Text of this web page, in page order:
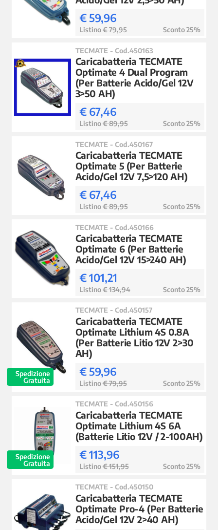
€ 59,96
Listino€ 79,95 Sconto 25%
TECMATE - Cod.450163
Caricabatteria TECMATE
Optimate 4 Dual Program
(Per Batterie Acido/Gel 12V
3>50 AH)
€ 67,46
Listino€ 89,95 Sconto 25%
TECMATE - Cod.450167
Caricabatteria TECMATE
Optimate 5 (Per Batterie
Acido/Gel 12V 7,5>120 AH)
€ 67,46
Listino€ 89,95 Sconto 25%
TECMATE - Cod.450166
Caricabatteria TECMATE
Optimate 6 (Per Batterie
Acido/Gel 12V 15>240 AH)
€ 101,21
Listino€ 134,94 Sconto 25%
Spedizione
Gratuita
TECMATE - Cod.450157
Caricabatteria TECMATE
Optimate Lithium 4S 0.8A
(Per Batterie Litio 12V 2>30
AH)
€ 59,96
Listino€ 79,95 Sconto 25%
Spedizione
Gratuita
TECMATE - Cod.450156
Caricabatteria TECMATE
Optimate Lithium 4S 6A
(Batterie Litio 12V / 2-100AH)
€ 113,96
Listino€ 151,95 Sconto 25%
TECMATE - Cod.450150
Caricabatteria TECMATE
Optimate Pro-4 (Per Batterie
Acido/Gel 12V 2>40 AH)